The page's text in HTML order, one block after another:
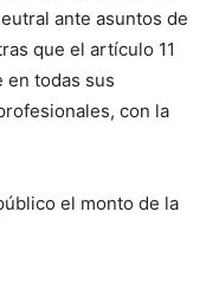
ante asuntos de
que el artículo 11
en todas sus
con la
el monto de la